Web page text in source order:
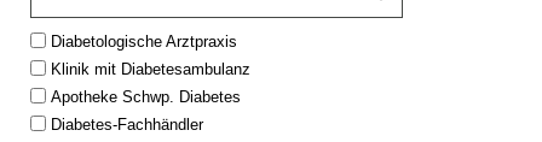
Type:Diabetologische Arztpraxis
Klinik mit Diabetesambulanz
Apotheke Schwp. Diabetes
Diabetes-Fachhändler